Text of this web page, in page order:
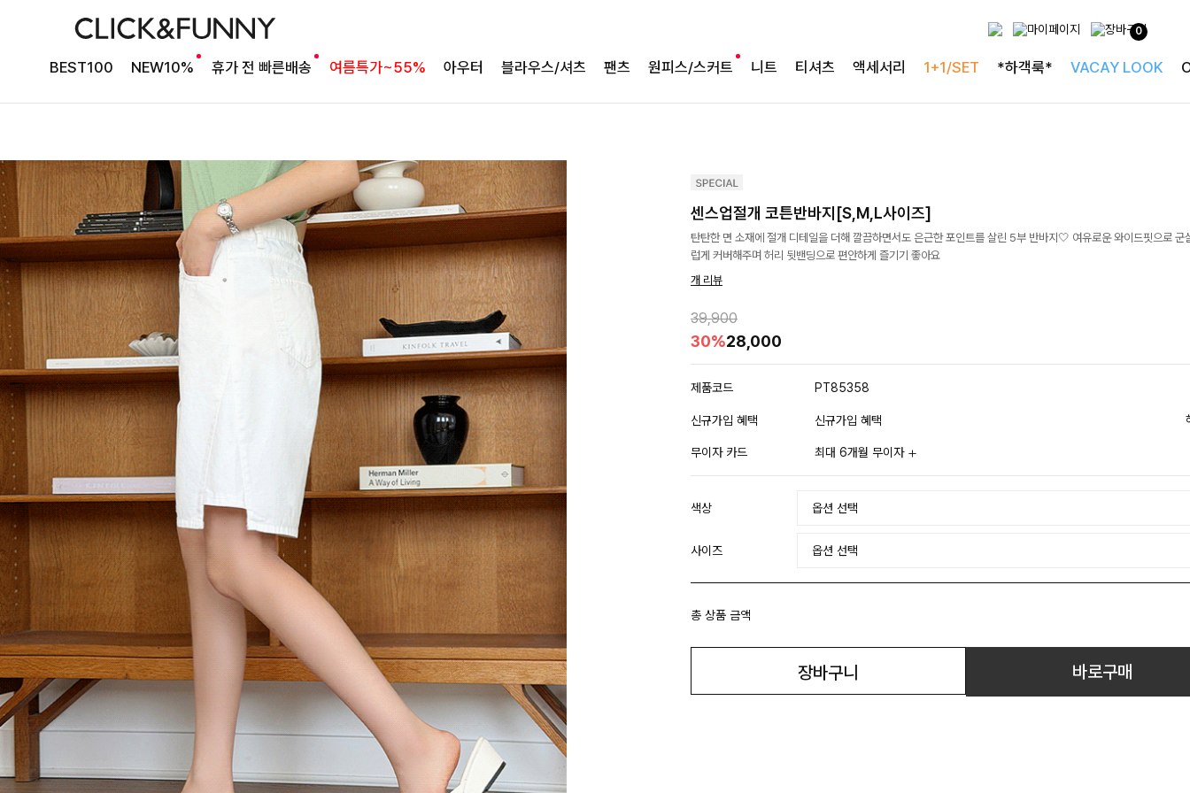
0
BEST100 NEW10% 휴가 전 빠른배송 여름특가~55% 아우터 블라우스/셔츠 팬츠 원피스/스커트 니트 티셔츠 액세서리 1+1/SET *하객룩* VACAY LOOK
센스업절개 코튼반바지[S,M,L사이즈]
탄탄한 면 소재에 절개 디테일을 더해 깔끔하면서도 은근한 포인트를 살린 5부 반바지🤍 여유로운 와이드핏으로 군
럽게 커버해주며 허리 뒷밴딩으로 편안하게 즐기기 좋아요
개 리뷰
39,900
30%28,000
제품코드 PT85358
신규가입 혜택 신규가입 혜택
무이자 카드 최대 6개월 무이자
색상
사이즈
총 상품 금액
장바구니 바로구매